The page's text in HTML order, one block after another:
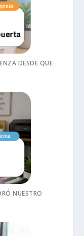
DESDE QUE
NUESTRO